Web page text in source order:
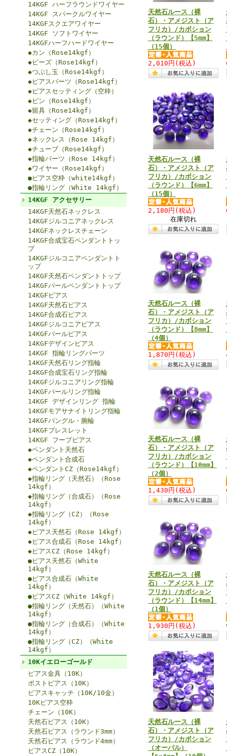
14KGF ハーフラウンドワイヤー
14KGF スパークルワイヤー
14KGFスクエアワイヤー
14KGF ソフトワイヤー
14KGFハーフハードワイヤー
◆カン（Rose14kgf）
◆ビーズ（Rose14kgf）
◆つぶし玉（Rose14kgf）
◆ピアスパーツ（Rose14kgf）
◆ピアスセッティング（空枠）
◆ピン（Rose14kgf）
◆留具（Rose14kgf）
◆セッティング（Rose14kgf）
◆チェーン（Rose14kgf）
◆ネックレス（Rose 14kgf）
◆チューブ（Rose14kgf）
◆指輪パーツ（Rose 14kgf）
◆ワイヤー（Rose14kgf）
●ピアス空枠（white14kgf）
●指輪リング（White 14kgf）
14KGF アクセサリー
14KGF天然石ネックレス
14KGFジルコニアネックレス
14KGFネックレスチェーン
14KGF合成宝石ペンダントトッ
プ
14KGFジルコニアペンダントト
ップ
14KGF天然石ペンダントトップ
14KGFパールペンダントトップ
14KGFピアス
14KGF天然石ピアス
14KGF合成石ピアス
14KGFジルコニアピアス
14KGFパールピアス
14KGFデザインピアス
14KGF 指輪リングパーツ
14KGF天然石リング指輪
14KGF合成宝石リング指輪
14KGFジルコニアリング指輪
14KGFパールリング指輪
14KGF デザインリング 指輪
14KGFモアサナイトリング指輪
14KGFバングル・腕輪
14KGFブレスレット
14KGF フープピアス
◆ペンダント天然石
◆ペンダント合成石
◆ペンダントCZ（Rose14kgf）
◆指輪リング（天然石）（Rose
14kgf）
◆指輪リング（合成石）（Rose
14kgf）
◆指輪リング（CZ）（Rose
14kgf）
◆ピアス天然石（Rose 14kgf）
◆ピアス合成石（Rose 14kgf）
◆ピアスCZ（Rose 14kgf）
●ピアス天然石（White
14kgf）
●ピアス合成石（White
14kgf）
●ピアスCZ（White 14kgf）
●指輪リング（天然石）（White
14kgf）
●指輪リング（合成石）（White
14kgf）
●指輪リング（CZ）（White
14kgf）
10Kイエローゴールド
ピアス金具（10K）
ポストピアス（10K）
ピアスキャッチ（10K/10金）
10Kピアス空枠
チェーン（10K）
天然石ピアス（10K）
天然石ピアス（ラウンド3mm）
天然石ピアス（ラウンド4mm）
ピアスCZ（10K）
天然石ルース（裸
石）・アメジスト（ア
フリカ）/カボション
（ラウンド）【5mm】
（15個）
2,010円 (税込)
天然石ルース（裸
石）・アメジスト（ア
フリカ）/カボション
（ラウンド）【6mm】
（15個）
2,180円 (税込)
在庫切れ
天然石ルース（裸
石）・アメジスト（ア
フリカ）/カボション
（ラウンド）【8mm】
（4個）
1,870円 (税込)
天然石ルース（裸
石）・アメジスト（ア
フリカ）/カボション
（ラウンド）【10mm】
（2個）
1,430円 (税込)
天然石ルース（裸
石）・アメジスト（ア
フリカ）/カボション
（ラウンド）【14mm】
（1個）
1,930円 (税込)
天然石ルース（裸
石）・アメジスト（ア
フリカ）/カボション
（オーバル）